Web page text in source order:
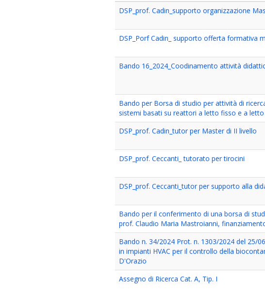
DSP_prof. Cadin_supporto organizzazione
DSP_Porf Cadin_ supporto offerta formativa
Bando 16_2024_Coodinamento attività
Bando per Borsa di studio per attività di
sistemi basati su reattori a letto fisso e a letto
DSP_prof. Cadin_tutor per Master di II livello
DSP_prof. Ceccanti_ tutorato per tirocini
DSP_prof. Ceccanti_tutor per supporto alla
Bando per il conferimento di una borsa di
prof. Claudio Maria Mastroianni,
Bando n. 34/2024 Prot. n. 1303/2024 del 25/
in impianti HVAC per il controllo della
D'Orazio
Assegno di Ricerca Cat. A, Tip. I